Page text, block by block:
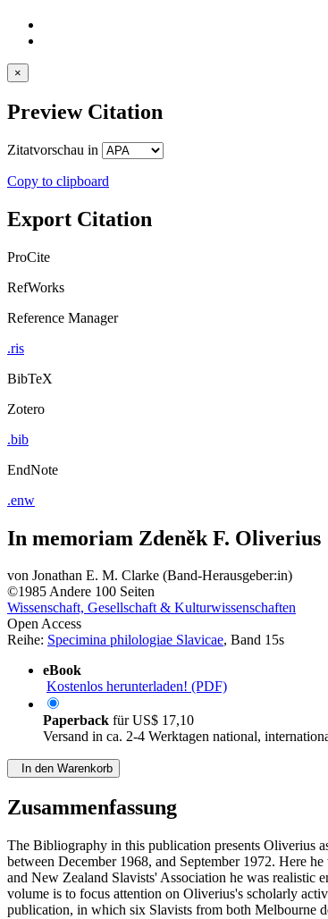
×
Preview Citation
Zitatvorschau in
Copy to clipboard
Export Citation
ProCite
RefWorks
Reference Manager
.ris
BibTeX
Zotero
.bib
EndNote
.enw
In memoriam Zdeněk F. Oliverius
von Jonathan E. M. Clarke (Band-Herausgeber:in)
©1985Andere 100 Seiten
Wissenschaft, Gesellschaft & Kulturwissenschaften
Open Access
Reihe: Specimina philologiae Slavicae, Band 15s
eBook
Kostenlos herunterladen! (PDF)
Paperback fürUS$ 17,10
Versand in ca. 2-4 Werktagen national,
In den Warenkorb
Zusammenfassung
The Bibliography in this publication presents Oliverius
between December 1968, and September 1972. Here
and New Zealand Slavists' Association he was realistic
volume is to focus attention on Oliverius's scholarly
publication, in which six Slavists from both Melbourne